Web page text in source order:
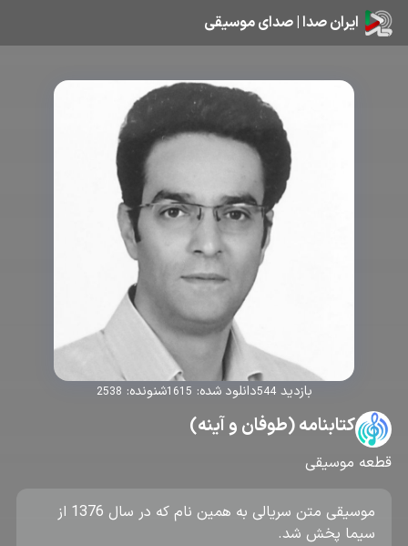
ایران صدا | صدای موسیقی
بازدید 544دانلود شده: 1615شنونده: 2538
کتابنامه (طوفان و آینه)
قطعه موسیقی
موسیقی متن سریالی به همین نام که در سال 1376 از
سیما پخش شد.